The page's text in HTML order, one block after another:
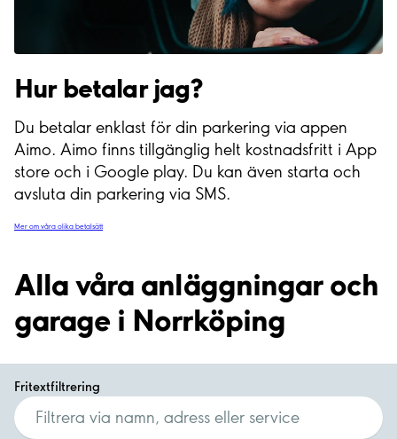
Hur betalar jag?
Du betalar enklast för din parkering via appen
Aimo. Aimo finns tillgänglig helt kostnadsfritt i App
store och i Google play. Du kan även starta och
avsluta din parkering via SMS.
Mer om våra olika betalsätt
Alla våra anläggningar och
garage i Norrköping
Fritextfiltrering